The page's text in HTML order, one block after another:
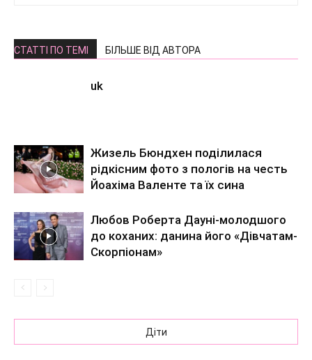
СТАТТІ ПО ТЕМІ БІЛЬШЕ ВІД АВТОРА
uk
Жизель Бюндхен поділилася
рідкісним фото з пологів на честь
Йоахіма Валенте та їх сина
Любов Роберта Дауні-молодшого
до коханих: данина його «Дівчатам-
Скорпіонам»
Діти